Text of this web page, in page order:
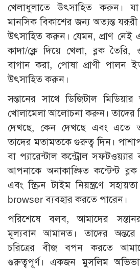
খেলাধুলাতে উৎসাহিত করুন।
মানসিক বিকাশের জন্য অত্যন্ত
উৎসাহিত করুন। যেমন, প্রাণ নেই
কাদা/ক্লে দিয়ে খেলা, ব্লক তৈরি,
বাগান করা, পোষা প্রাণী পালন
উৎসাহিত করুন।
সন্তানের সাথে ডিজিটাল
খোলামেলা আলোচনা করুন। তাদের
দেখছে, কেন দেখছে এবং এতে
তাদের মতামতকে গুরুত্ব দিন।
বা প্যারেন্টাল কন্ট্রোল
আপনাকে অনাকাঙ্ক্ষিত কন্টেন্ট
এবং স্ক্রিন টাইম নিয়ন্ত্রণে
browser ব্যবহার করতে পারেন।
পরিশেষে বলব, আমাদের
মূল্যবান আমানত। তাদের
চরিত্রের বীজ বপন করতে
গুরুত্বপূর্ণ। একজন মুসলিম